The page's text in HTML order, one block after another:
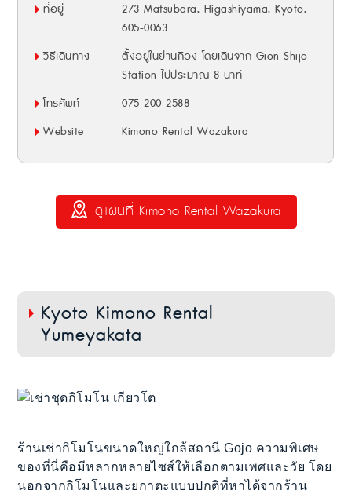
ที่อยู่
273 Matsubara, Higashiyama, Kyoto,
605-0063
วิธีเดินทาง
ตั้งอยู่ในย่านกิอง โดยเดินจาก Gion-Shijo
Station ไปประมาณ 8 นาที
โทรศัพท์
075-200-2588
Website
Kimono Rental Wazakura
ดูแผนที่ Kimono Rental Wazakura
Kyoto Kimono Rental
Yumeyakata
ร้านเช่ากิโมโนขนาดใหญ่ใกล้สถานี Gojo ความพิเศษ
ของที่นี่คือมีหลากหลายไซส์ให้เลือกตามเพศและวัย โดย
นอกจากกิโมโนและยูกาตะแบบปกติที่หาได้จากร้าน